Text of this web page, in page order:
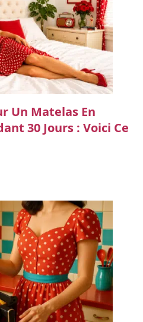
Un Matelas En
30 Jours : Voici Ce